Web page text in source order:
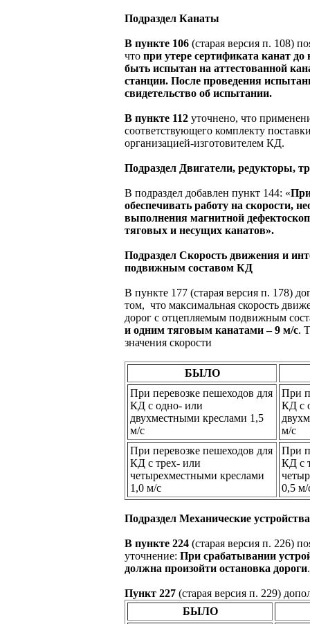
Подраздел Канаты
В пункте 106 (старая версия п. 108)
что при утере сертификата канат
быть испытан на аттестованной
станции. После проведения
свидетельство об испытании.
В пункте 112 уточнено, что
соответствующего комплекту
организацией-изготовителем КД.
Подраздел Двигатели, редукторы,
В подраздел добавлен пункт 144: «
обеспечивать работу на скорости,
выполнения магнитной
тяговых и несущих канатов».
Подраздел Скорость движения и
подвижным составом КД
В пункте 177 (старая версия п. 178)
том, что максимальная скорость
дорог с отцепляемым подвижным
и одним тяговым канатами – 9 м/с.
значения скорости
БЫЛО
При перевозке пешеходов для
КД с одно- или
двухместными креслами 1,5
м/с
При
КД с
м/с
При перевозке пешеходов для
КД с трех- или
четырехместными креслами
1,0 м/с
При
КД с
0,5 м/
Подраздел Механические
В пункте 224 (старая версия п. 226)
уточнение: При срабатывании
должна произойти остановка дороги.
Пункт 227 (старая версия п. 229)
БЫЛО